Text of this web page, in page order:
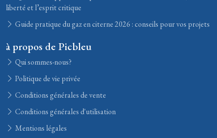
liberté et l’esprit critique
Guide pratique du gaz en citerne 2026 : conseils pour vos projets
à propos de Picbleu
Qui sommes-nous?
Politique de vie privée
Conditions générales de vente
Conditions générales d'utilisation
Mentions légales